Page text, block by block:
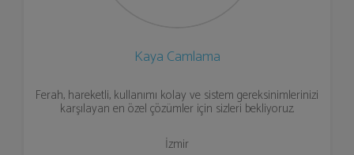
Kaya Camlama
Ferah, hareketli, kullanımı kolay ve sistem gereksinimlerinizi
karşılayan en özel çözümler için sizleri bekliyoruz.
İzmir